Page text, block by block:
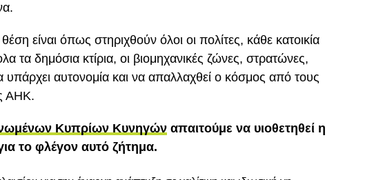
είναι όπως στηριχθούν όλοι οι πολίτες, κάθε κατοικία
τα δημόσια κτίρια, οι βιομηχανικές ζώνες, στρατώνες,
υπάρχει αυτονομία και να απαλλαχθεί ο κόσμος από τους
ΑΗΚ.
Κυπρίων Κυνηγών απαιτούμε να υιοθετηθεί η
το φλέγον αυτό ζήτημα.